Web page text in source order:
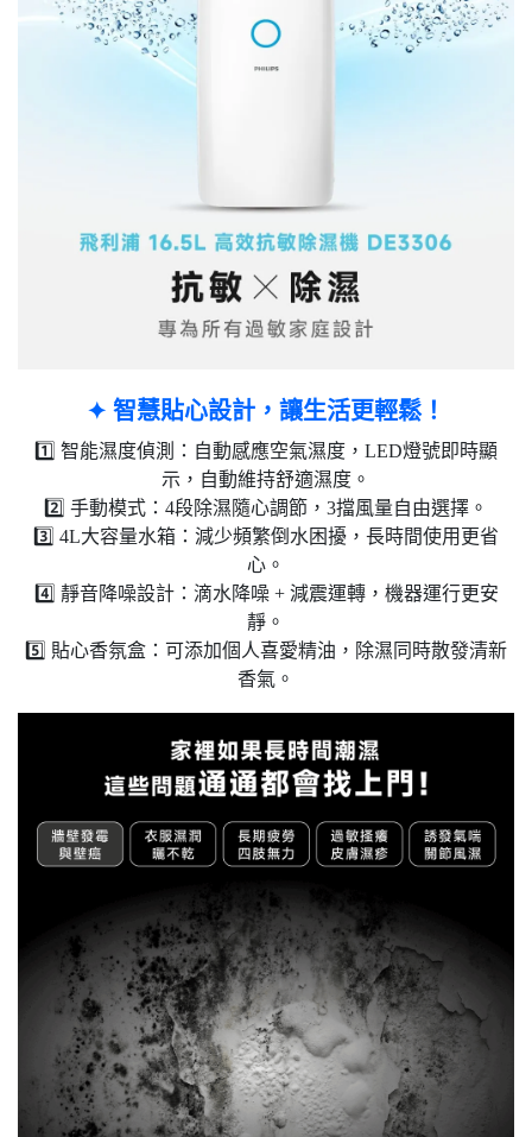
✦ 智慧貼心設計，讓生活更輕鬆！​
1️⃣ 智能濕度偵測：自動感應空氣濕度，LED燈號即時顯
示，自動維持舒適濕度。
2️⃣ 手動模式：4段除濕隨心調節，3擋風量自由選擇。
3️⃣ 4L大容量水箱：減少頻繁倒水困擾，長時間使用更省
心。
4️⃣ 靜音降噪設計：滴水降噪 + 減震運轉，機器運行更安
靜。
5️⃣ 貼心香氛盒：可添加個人喜愛精油，除濕同時散發清新
香氣。